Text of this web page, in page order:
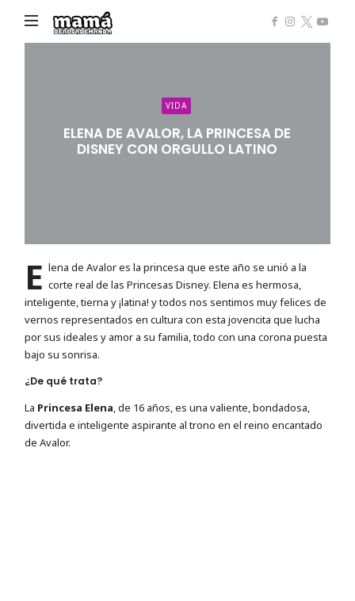
de
Demanda
VIDA
ELENA DE AVALOR, LA PRINCESA DE
DISNEY CON ORGULLO LATINO
E lena de Avalor es la princesa que este año se unió a la
corte real de las Princesas Disney. Elena es hermosa,
inteligente, tierna y ¡latina! y todos nos sentimos muy felices de
vernos representados en cultura con esta jovencita que lucha
por sus ideales y amor a su familia, todo con una corona puesta
bajo su sonrisa.
¿De qué trata?
La Princesa Elena, de 16 años, es una valiente, bondadosa,
divertida e inteligente aspirante al trono en el reino encantado
de Avalor.